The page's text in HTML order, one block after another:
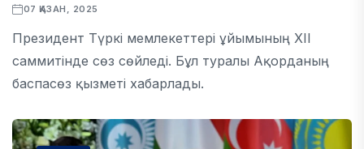
07 ҚАЗАН, 2025
Президент Түркі мемлекеттері ұйымының ХІІ
саммитінде сөз сөйледі. Бұл туралы Ақорданың
баспасөз қызметі хабарлады.